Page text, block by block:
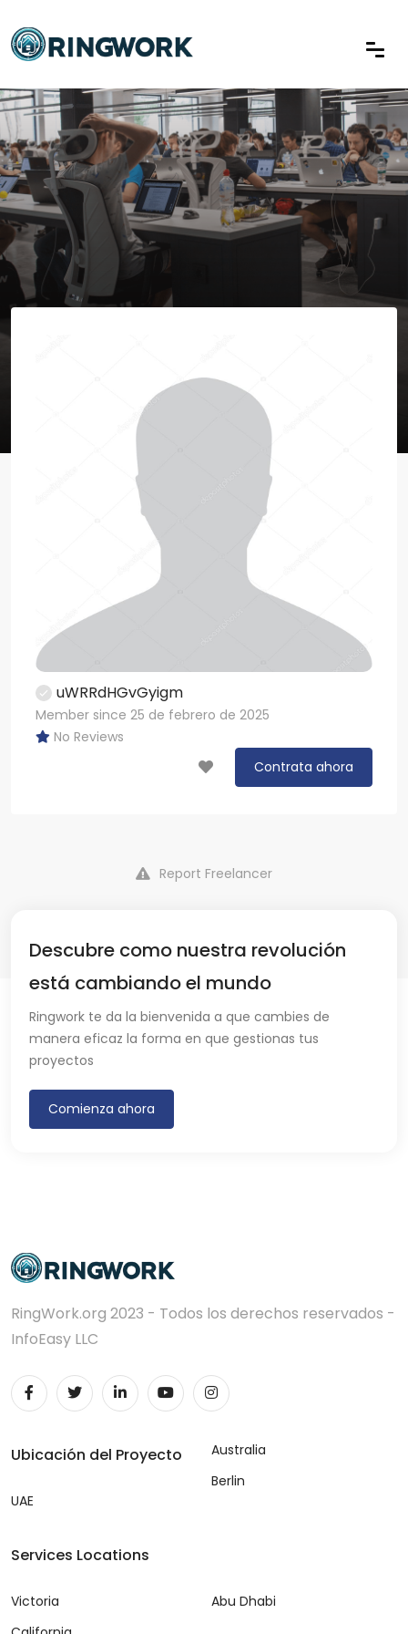
uWRRdHGvGyigm
Member since 25 de febrero de 2025
No Reviews
Contrata ahora
Report Freelancer
Descubre como nuestra revolución
está cambiando el mundo
Ringwork te da la bienvenida a que cambies de
manera eficaz la forma en que gestionas tus
proyectos
Comienza ahora
RingWork.org 2023 - Todos los derechos reservados -
InfoEasy LLC
Ubicación del Proyecto
UAE
Australia
Berlin
Services Locations
Victoria
Abu Dhabi